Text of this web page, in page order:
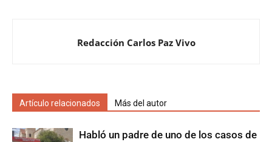
Redacción Carlos Paz Vivo
Artículo relacionados Más del autor
Habló un padre de uno de los casos de